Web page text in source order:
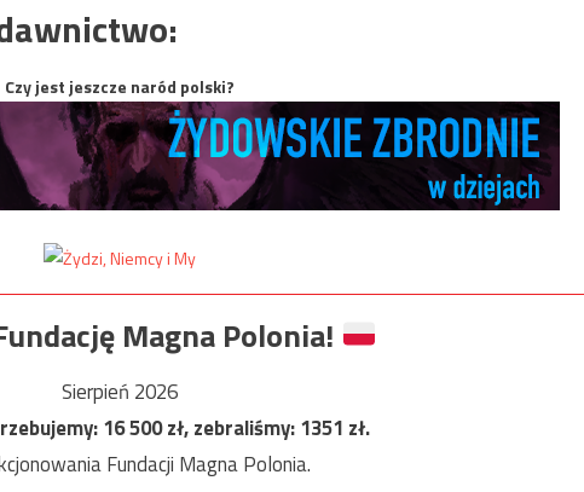
Czy jest jeszcze naród polski?
Magna Polonia!
Sierpień 2026
16 500zł, zebraliśmy:1351 zł.
Fundacji Magna Polonia.